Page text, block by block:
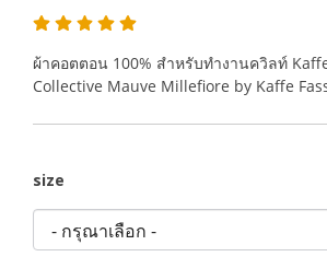
ผ้าคอตตอน 100% สำหรับทำงานควิลท์
Collective Mauve Millefiore by Kaffe
size